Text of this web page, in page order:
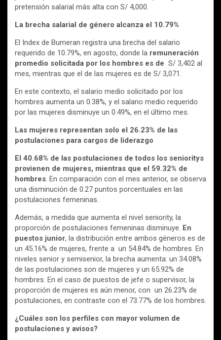
pretensión salarial más alta con S/ 4,000.
La brecha salarial de género alcanza el 10.79%
El Index de Bumeran registra una brecha del salario
requerido de 10.79%, en agosto, donde la remuneración
promedio solicitada por los hombres es de S/ 3,402 al
mes, mientras que el de las mujeres es de S/ 3,071.
En este contexto, el salario medio solicitado por los
hombres aumenta un 0.38%, y el salario medio requerido
por las mujeres disminuye un 0.49%, en el último mes.
Las mujeres representan solo el 26.23% de las
postulaciones para cargos de liderazgo
El 40.68% de las postulaciones de todos los senioritys
provienen de mujeres, mientras que el 59.32% de
hombres. En comparación con el mes anterior, se observa
una disminución de 0.27 puntos porcentuales en las
postulaciones femeninas.
Además, a medida que aumenta el nivel seniority, la
proporción de postulaciones femeninas disminuye. En
puestos junior, la distribución entre ambos géneros es de
un 45.16% de mujeres, frente a un 54.84% de hombres. En
niveles senior y semisenior, la brecha aumenta: un 34.08%
de las postulaciones son de mujeres y un 65.92% de
hombres. En el caso de puestos de jefe o supervisor, la
proporción de mujeres es aún menor, con un 26.23% de
postulaciones, en contraste con el 73.77% de los hombres.
¿Cuáles son los perfiles con mayor volumen de
postulaciones y avisos?